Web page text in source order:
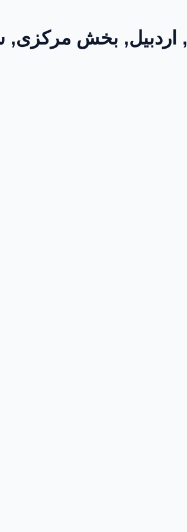
امام موسی کاظم, دروازه مشگین, منطقه ۴,